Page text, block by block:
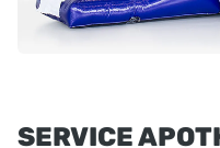
SERVICE